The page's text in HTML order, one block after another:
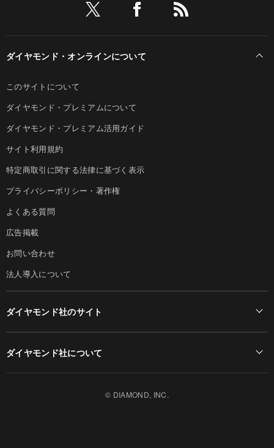
ダイヤモンド・オンラインについて
このサイトについて
ダイヤモンド・プレミアムについて
ダイヤモンド・プレミアム活用ガイド
サイト利用規約
特定商取引に関する法律に基づく表示
プライバシーポリシー・著作権
よくある質問
広告掲載
お問い合わせ
法人導入について
ダイヤモンド社のサイト
ダイヤモンド社について
© DIAMOND, INC.